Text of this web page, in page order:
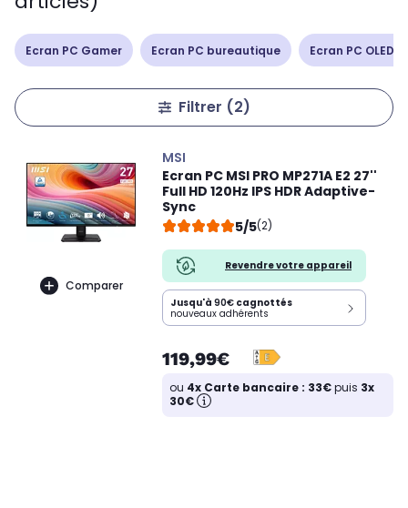
Ecran PC Gamer Ecran PC bureautique Ecran PC OLED /
Filtrer (2)
Comparer
MSI
Ecran PC MSI PRO MP271A E2 27''
Full HD 120Hz IPS HDR Adaptive-
Sync
5/5(2)
Revendre votre appareil
Jusqu'à 90€ cagnottés
nouveaux adhérents
119,99€
ou 4x Carte bancaire : 33€puis 3x
30€